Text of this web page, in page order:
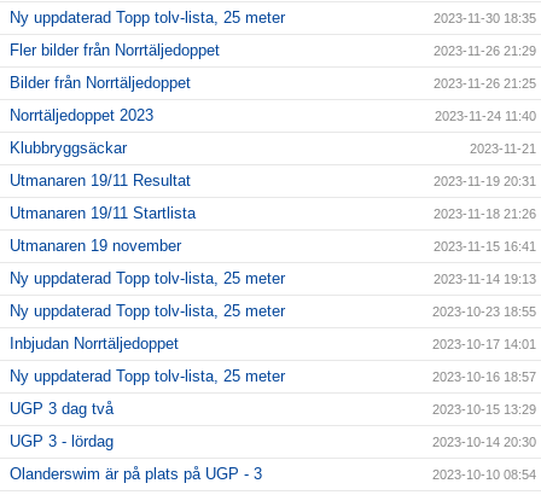
Ny uppdaterad Topp tolv-lista, 25 meter 2023-11-30 18:35
Fler bilder från Norrtäljedoppet 2023-11-26 21:29
Bilder från Norrtäljedoppet 2023-11-26 21:25
Norrtäljedoppet 2023 2023-11-24 11:40
Klubbryggsäckar 2023-11-21
Utmanaren 19/11 Resultat 2023-11-19 20:31
Utmanaren 19/11 Startlista 2023-11-18 21:26
Utmanaren 19 november 2023-11-15 16:41
Ny uppdaterad Topp tolv-lista, 25 meter 2023-11-14 19:13
Ny uppdaterad Topp tolv-lista, 25 meter 2023-10-23 18:55
Inbjudan Norrtäljedoppet 2023-10-17 14:01
Ny uppdaterad Topp tolv-lista, 25 meter 2023-10-16 18:57
UGP 3 dag två 2023-10-15 13:29
UGP 3 - lördag 2023-10-14 20:30
Olanderswim är på plats på UGP - 3 2023-10-10 08:54